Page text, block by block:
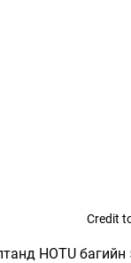
Credit
HOTU багийн